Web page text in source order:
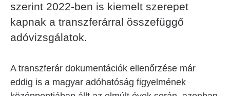
szerint 2022-ben is kiemelt szerepet
kapnak a transzferárral összefüggő
adóvizsgálatok.
A transzferár dokumentációk ellenőrzése már
eddig is a magyar adóhatóság figyelmének